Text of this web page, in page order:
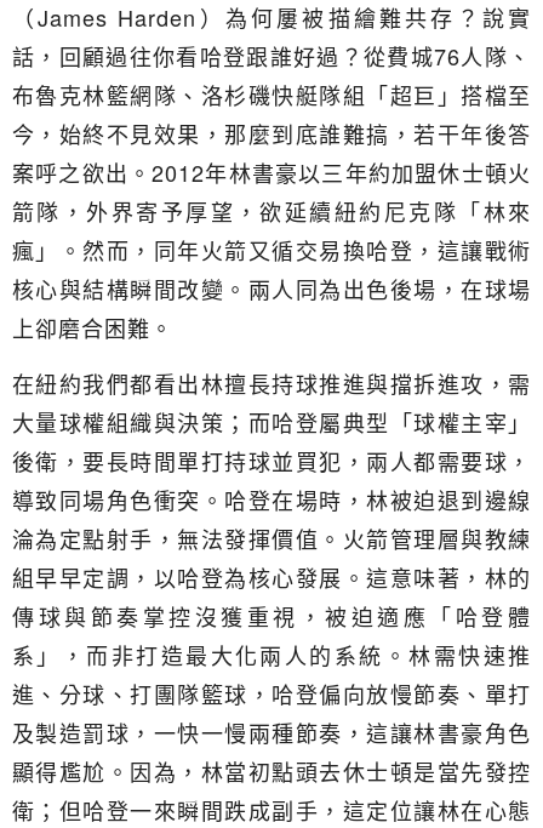
（James Harden）為何屢被描繪難共存？說實
話，回顧過往你看哈登跟誰好過？從費城76人隊、
布魯克林籃網隊、洛杉磯快艇隊組「超巨」搭檔至
今，始終不見效果，那麼到底誰難搞，若干年後答
案呼之欲出。2012年林書豪以三年約加盟休士頓火
箭隊，外界寄予厚望，欲延續紐約尼克隊「林來
瘋」。然而，同年火箭又循交易換哈登，這讓戰術
核心與結構瞬間改變。兩人同為出色後場，在球場
上卻磨合困難。
在紐約我們都看出林擅長持球推進與擋拆進攻，需
大量球權組織與決策；而哈登屬典型「球權主宰」
後衛，要長時間單打持球並買犯，兩人都需要球，
導致同場角色衝突。哈登在場時，林被迫退到邊線
淪為定點射手，無法發揮價值。火箭管理層與教練
組早早定調，以哈登為核心發展。這意味著，林的
傳球與節奏掌控沒獲重視，被迫適應「哈登體
系」，而非打造最大化兩人的系統。林需快速推
進、分球、打團隊籃球，哈登偏向放慢節奏、單打
及製造罰球，一快一慢兩種節奏，這讓林書豪角色
顯得尷尬。因為，林當初點頭去休士頓是當先發控
衛；但哈登一來瞬間跌成副手，這定位讓林在心態